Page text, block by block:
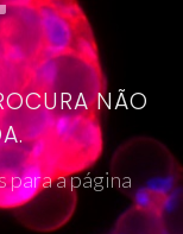
NÃO
para a página